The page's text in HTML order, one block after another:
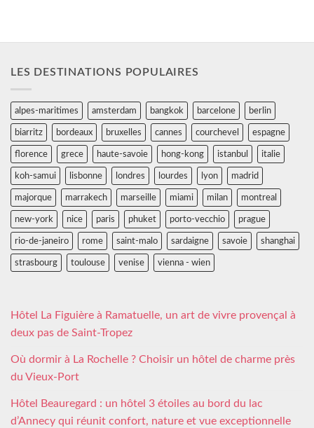
LES DESTINATIONS POPULAIRES
alpes-maritimes amsterdam bangkok barcelone berlin
biarritz bordeaux bruxelles cannes courchevel espagne
florence grece haute-savoie hong-kong istanbul italie
koh-samui lisbonne londres lourdes lyon madrid
majorque marrakech marseille miami milan montreal
new-york nice paris phuket porto-vecchio prague
rio-de-janeiro rome saint-malo sardaigne savoie shanghai
strasbourg toulouse venise vienna - wien
Hôtel La Figuière à Ramatuelle, un art de vivre provençal à
deux pas de Saint-Tropez
Où dormir à La Rochelle ? Choisir un hôtel de charme près
du Vieux-Port
Hôtel Beauregard : un hôtel 3 étoiles au bord du lac
d’Annecy qui réunit confort, nature et vue exceptionnelle